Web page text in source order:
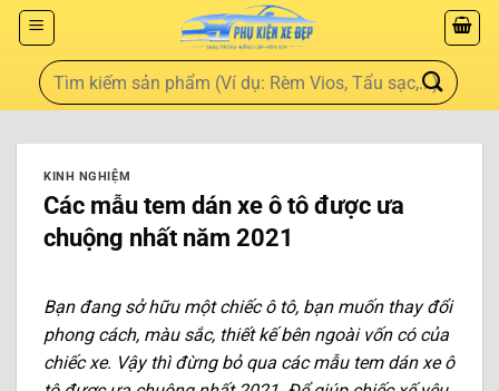
KINH NGHIỆM
Các mẫu tem dán xe ô tô được ưa
chuộng nhất năm 2021
Bạn đang sở hữu một chiếc ô tô, bạn muốn thay đổi
phong cách, màu sắc, thiết kế bên ngoài vốn có của
chiếc xe. Vậy thì đừng bỏ qua các mẫu tem dán xe ô